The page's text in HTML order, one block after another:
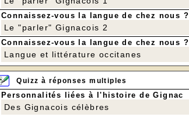
Connaissez-vous la langue de chez nous ?
Le "parler" Gignacois 2
Connaissez-vous la langue de chez nous ?
Langue et littérature occitanes
Quizz à réponses multiples
Personnalités liées à l'histoire de Gignac
Des Gignacois célèbres